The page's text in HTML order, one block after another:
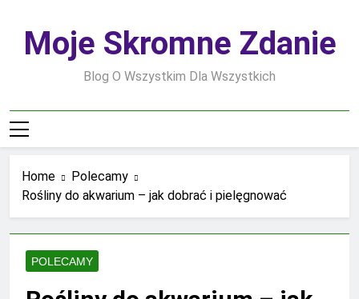
contentMoje Skromne Zdanie
Blog O Wszystkim Dla Wszystkich
Home
Polecamy
Rośliny do akwarium – jak dobrać i pielęgnować
POLECAMY